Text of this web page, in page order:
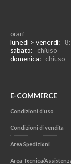
orari
lunedì > venerdì:
sabato: chiuso
domenica: chiuso
E-COMMERCE
Condizioni d'uso
Condizioni di vendita
Area Spedizioni
Area Tecnica/